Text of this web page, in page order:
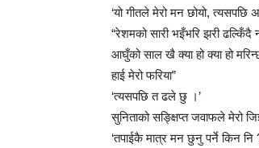
‘यो गीतले मेरो मन छोयो, त्यसपछि
“रेशमको सारी भइँभरि झरी ढल्किँदै
आघुँको साल खै क्या हो क्या हो
हाई मेरो फरिया”
‘त्यसपछि त ढले छु ।’
सुनिताको सङ्क्षिप्त जवाफले मेरो
‘तपाईकै मात्र मन छुनु पर्ने किन नि